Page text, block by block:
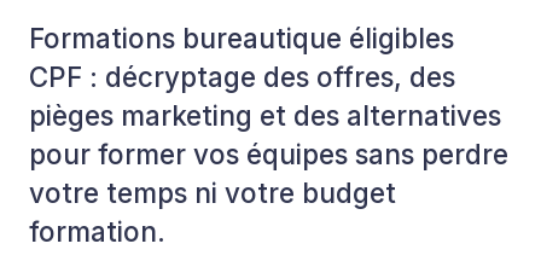
Formations bureautique éligibles
CPF : décryptage des offres, des
pièges marketing et des alternatives
pour former vos équipes sans perdre
votre temps ni votre budget
formation.